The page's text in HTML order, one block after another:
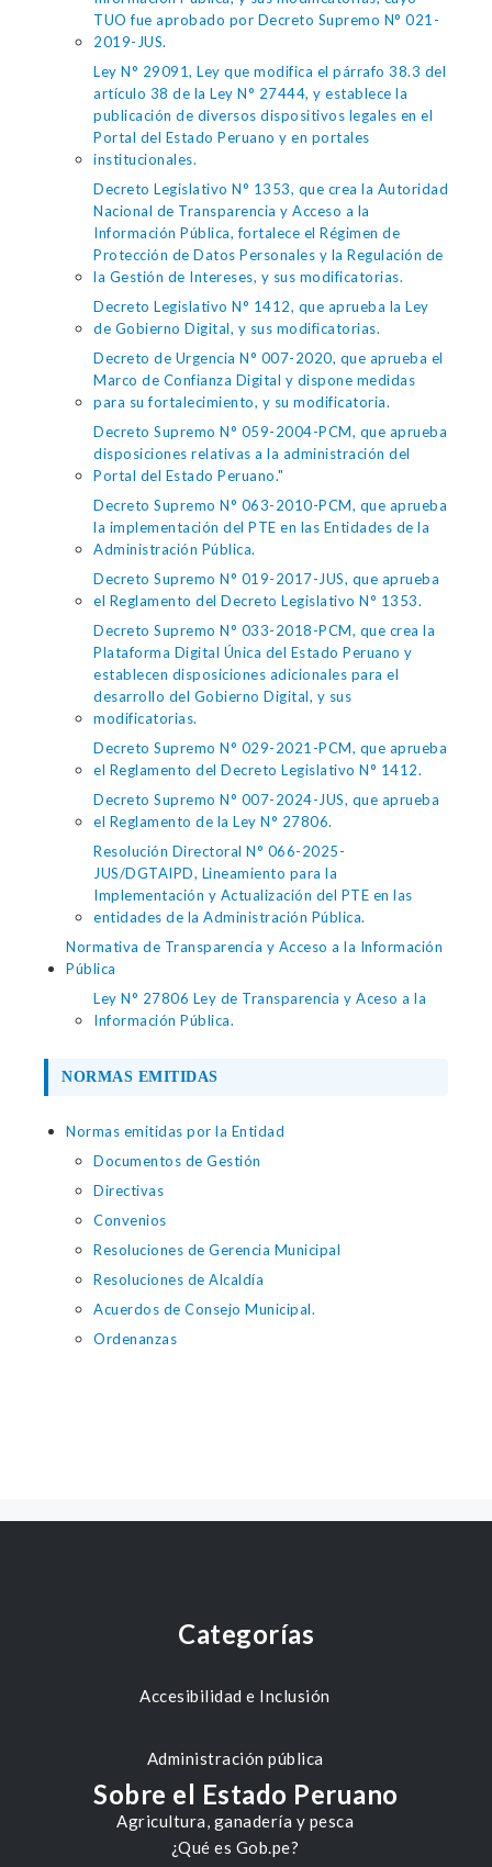
TUO fue aprobado por Decreto Supremo N° 021-
2019-JUS.
Ley N° 29091, Ley que modifica el párrafo 38.3 del
artículo 38 de la Ley N° 27444, y establece la
publicación de diversos dispositivos legales en el
Portal del Estado Peruano y en portales
institucionales.
Decreto Legislativo N° 1353, que crea la Autoridad
Nacional de Transparencia y Acceso a la
Información Pública, fortalece el Régimen de
Protección de Datos Personales y la Regulación de
la Gestión de Intereses, y sus modificatorias.
Decreto Legislativo N° 1412, que aprueba la Ley
de Gobierno Digital, y sus modificatorias.
Decreto de Urgencia N° 007-2020, que aprueba el
Marco de Confianza Digital y dispone medidas
para su fortalecimiento, y su modificatoria.
Decreto Supremo N° 059-2004-PCM, que aprueba
disposiciones relativas a la administración del
Portal del Estado Peruano."
Decreto Supremo N° 063-2010-PCM, que aprueba
la implementación del PTE en las Entidades de la
Administración Pública.
Decreto Supremo N° 019-2017-JUS, que aprueba
el Reglamento del Decreto Legislativo N° 1353.
Decreto Supremo N° 033-2018-PCM, que crea la
Plataforma Digital Única del Estado Peruano y
establecen disposiciones adicionales para el
desarrollo del Gobierno Digital, y sus
modificatorias.
Decreto Supremo N° 029-2021-PCM, que aprueba
el Reglamento del Decreto Legislativo N° 1412.
Decreto Supremo N° 007-2024-JUS, que aprueba
el Reglamento de la Ley N° 27806.
Resolución Directoral N° 066-2025-
JUS/DGTAIPD, Lineamiento para la
Implementación y Actualización del PTE en las
entidades de la Administración Pública.
Normativa de Transparencia y Acceso a la Información
Pública
Ley N° 27806 Ley de Transparencia y Aceso a la
Información Pública.
NORMAS EMITIDAS
Normas emitidas por la Entidad
Documentos de Gestión
Directivas
Convenios
Resoluciones de Gerencia Municipal
Resoluciones de Alcaldía
Acuerdos de Consejo Municipal.
Ordenanzas
Categorías
Accesibilidad e Inclusión
Administración pública
Agricultura, ganadería y pesca
Sobre el Estado Peruano
¿Qué es Gob.pe?